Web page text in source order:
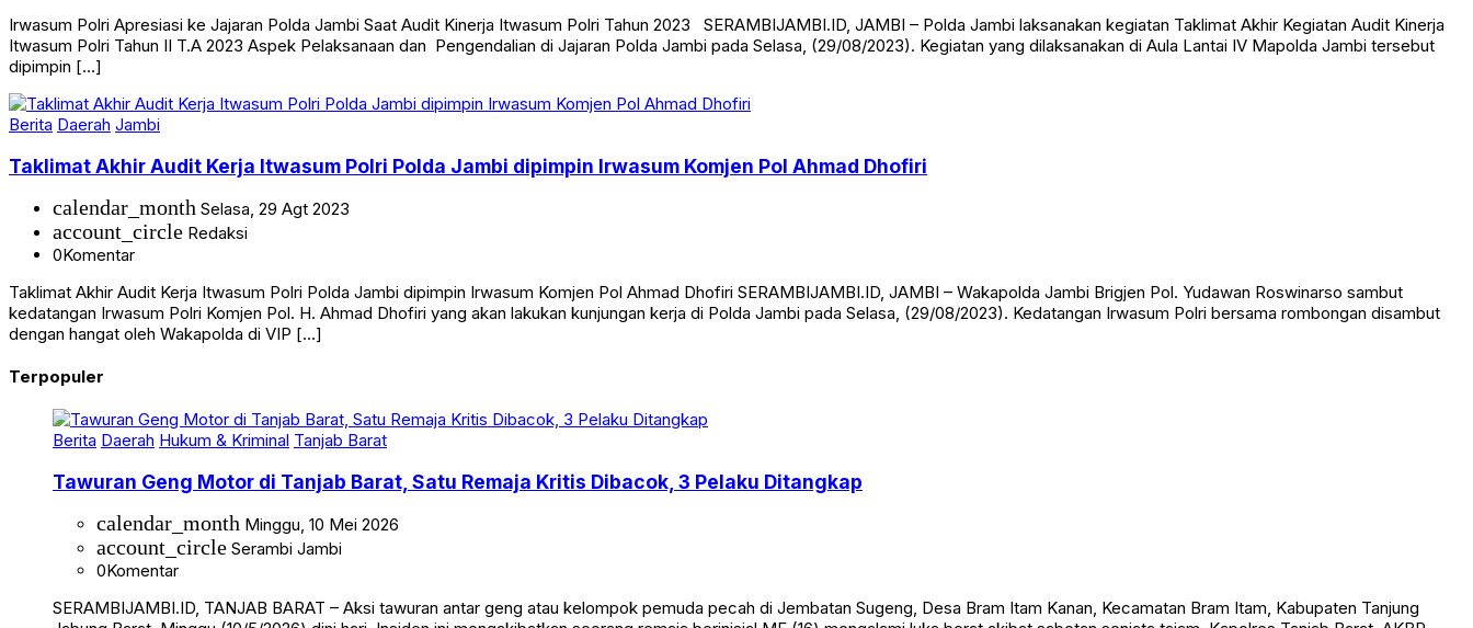
Irwasum Polri Apresiasi ke Jajaran Polda Jambi Saat Audit Kinerja Itwasum Polri Tahun 2023 SERAMBIJAMBI.ID, JAMBI – Polda Jambi laksanakan kegiatan Taklimat Akhir Kegiatan Audit Kinerja
Itwasum Polri Tahun II T.A 2023 Aspek Pelaksanaan dan Pengendalian di Jajaran Polda Jambi pada Selasa, (29/08/2023). Kegiatan yang dilaksanakan di Aula Lantai IV Mapolda Jambi tersebut
dipimpin […]
Berita Daerah Jambi
Taklimat Akhir Audit Kerja Itwasum Polri Polda Jambi dipimpin Irwasum Komjen Pol Ahmad Dhofiri
calendar_month Selasa, 29 Agt 2023
account_circle Redaksi
0Komentar
Taklimat Akhir Audit Kerja Itwasum Polri Polda Jambi dipimpin Irwasum Komjen Pol Ahmad Dhofiri SERAMBIJAMBI.ID, JAMBI – Wakapolda Jambi Brigjen Pol. Yudawan Roswinarso sambut
kedatangan Irwasum Polri Komjen Pol. H. Ahmad Dhofiri yang akan lakukan kunjungan kerja di Polda Jambi pada Selasa, (29/08/2023). Kedatangan Irwasum Polri bersama rombongan disambut
dengan hangat oleh Wakapolda di VIP […]
Terpopuler
Berita Daerah Hukum & Kriminal Tanjab Barat
Tawuran Geng Motor di Tanjab Barat, Satu Remaja Kritis Dibacok, 3 Pelaku Ditangkap
calendar_month Minggu, 10 Mei 2026
account_circle Serambi Jambi
0Komentar
SERAMBIJAMBI.ID, TANJAB BARAT – Aksi tawuran antar geng atau kelompok pemuda pecah di Jembatan Sugeng, Desa Bram Itam Kanan, Kecamatan Bram Itam, Kabupaten Tanjung